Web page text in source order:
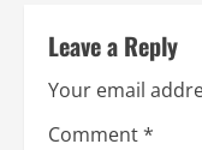
Leave a Reply
Your email
Comment*